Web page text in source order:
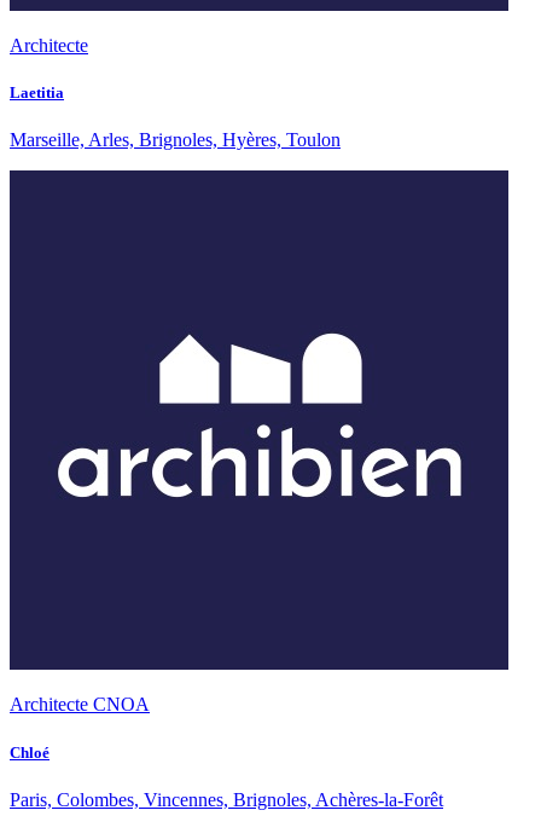
Architecte
Laetitia
Marseille, Arles, Brignoles, Hyères, Toulon
Architecte CNOA
Chloé
Paris, Colombes, Vincennes, Brignoles, Achères-la-Forêt